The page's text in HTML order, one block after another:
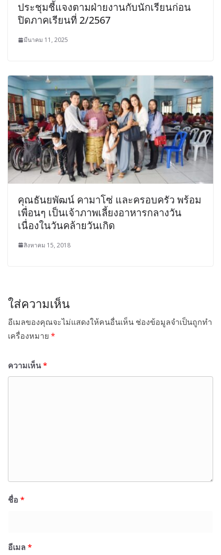
ประชุมชี้แจงตามฝ่ายงานกับนักเรียนก่อน
ปิดภาคเรียนที่ 2/2567
มีนาคม 11, 2025
คุณธันยพัฒน์ คามาโซ่ และครอบครัว พร้อม
เพื่อนๆ เป็นเจ้าภาพเลี้ยงอาหารกลางวัน
เนื่องในวันคล้ายวันเกิด
สิงหาคม 15, 2018
ใส่ความเห็น
อีเมลของคุณจะไม่แสดงให้คนอื่นเห็น ช่องข้อมูลจำเป็นถูกทำ
เครื่องหมาย *
ความเห็น*
ชื่อ *
อีเมล *